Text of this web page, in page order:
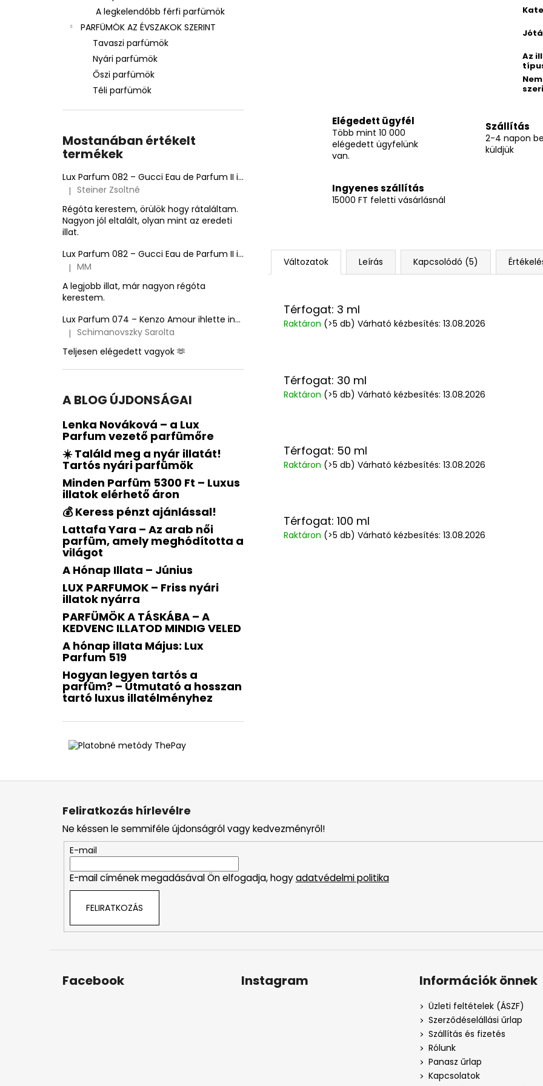
A legkelendőbb férfi parfümök
PARFÜMÖK AZ ÉVSZAKOK SZERINT
Tavaszi parfümök
Nyári parfümök
Őszi parfümök
Téli parfümök
Mostanában értékelt
termékek
Lux Parfum 082 – Gucci Eau de Parfum II ihlette inspirált illat – Gucci
A termék értékelése 5-ből 5 csillag.
| Steiner Zsoltné
Régóta kerestem, örülök hogy rátaláltam.
Nagyon jól eltalált, olyan mint az eredeti
illat.
Lux Parfum 082 – Gucci Eau de Parfum II ihlette inspirált illat – Gucci
A termék értékelése 5-ből 5 csillag.
| MM
A legjobb illat, már nagyon régóta
kerestem.
Lux Parfum 074 – Kenzo Amour ihlette inspirált illat – Kenzo
A termék értékelése 5-ből 5 csillag.
| Schimanovszky Sarolta
Teljesen elégedett vagyok 🫶
A BLOG ÚJDONSÁGAI
Lenka Nováková – a Lux
Parfum vezető parfümőre
☀️ Találd meg a nyár illatát!
Tartós nyári parfümök
Minden Parfüm 5300 Ft – Luxus
illatok elérhető áron
💰 Keress pénzt ajánlással!
Lattafa Yara – Az arab női
parfüm, amely meghódította a
világot
A Hónap Illata – Június
LUX PARFUMOK – Friss nyári
illatok nyárra
PARFÜMÖK A TÁSKÁBA – A
KEDVENC ILLATOD MINDIG VELED
A hónap illata Május: Lux
Parfum 519
Hogyan legyen tartós a
parfüm? – Útmutató a hosszan
tartó luxus illatélményhez
Az
Elégedett ügyfél
Több mint 10 000
elégedett ügyfelünk
van.
Szállítás
2-4 napon
küldjük
Ingyenes szállítás
15000 FT feletti vásárlásnál
Változatok Leírás Kapcsolódó (5)
Térfogat: 3 ml
Raktáron (>5 db) Várható kézbesítés: 13.08.2026
Térfogat: 30 ml
Raktáron (>5 db) Várható kézbesítés: 13.08.2026
Térfogat: 50 ml
Raktáron (>5 db) Várható kézbesítés: 13.08.2026
Térfogat: 100 ml
Raktáron (>5 db) Várható kézbesítés: 13.08.2026
L
Feliratkozás hírlevélre
Ne késsen le semmiféle újdonságról vagy kedvezményről!
E-mail
E-mail címének megadásával Ön elfogadja, hogyadatvédelmi politika
FELIRATKOZÁS
Facebook Instagram Információk önnek
Üzleti feltételek (ÁSZF)
Szerződéselállási űrlap
Szállítás és fizetés
Rólunk
Panasz űrlap
Kapcsolatok